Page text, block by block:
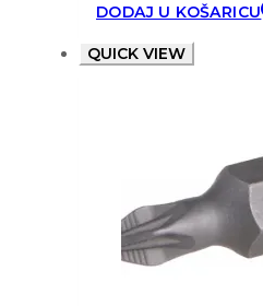
DODAJ U KOŠARICU
QUICK VIEW